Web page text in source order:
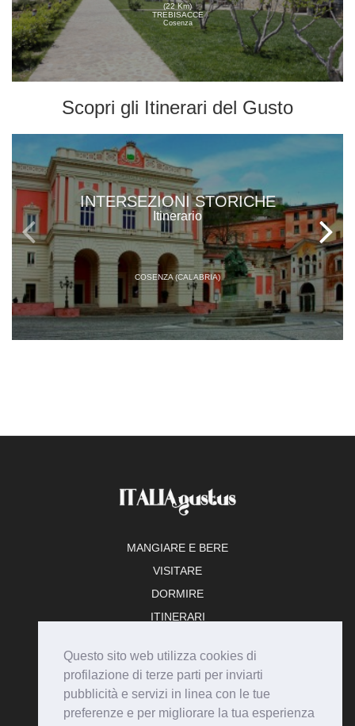
Questo sito web utilizza cookies di
profilazione di terze parti per inviarti
pubblicità e servizi in linea con le tue
preferenze e per migliorare la tua esperienza
(22 Km)
TREBISACCE
Cosenza
Scopri gli Itinerari del Gusto
INTERSEZIONI STORICHE
Itinerario
COSENZA (CALABRIA)
MANGIARE E BERE
VISITARE
DORMIRE
ITINERARI
ADERISCI